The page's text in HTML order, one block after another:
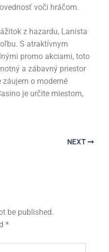
voči hráčom.
z hazardu, Lanista
S atraktívnym
promo akciami, toto
a zábavný priestor
záujem o moderné
je určite miestom,
NEXT
be published.
*